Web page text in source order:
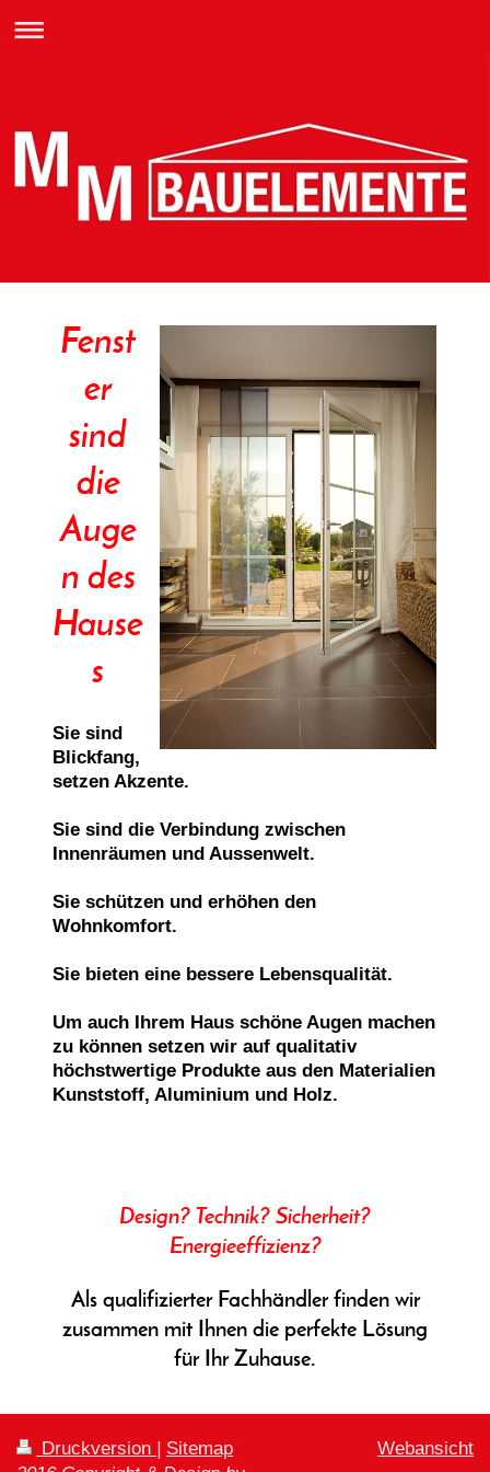
Fenst
er
sind
die
Auge
n des
Hause
s
Sie sind
Blickfang,
setzen Akzente.
Sie sind die Verbindung zwischen
Innenräumen und Aussenwelt.
Sie schützen und erhöhen den
Wohnkomfort.
Sie bieten eine bessere Lebensqualität.
Um auch Ihrem Haus schöne Augen machen
zu können setzen wir auf qualitativ
höchstwertige Produkte aus den Materialien
Kunststoff, Aluminium und Holz.
Design? Technik? Sicherheit?
Energieeffizienz?
Als qualifizierter Fachhändler finden wir
zusammen mit Ihnen die perfekte Lösung
für Ihr Zuhause.
Druckversion | Sitemap
Webansicht